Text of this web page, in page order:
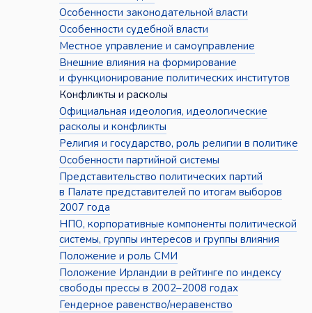
Особенности законодательной власти
Особенности судебной власти
Местное управление и самоуправление
Внешние влияния на формирование
и функционирование политических институтов
Конфликты и расколы
Официальная идеология, идеологические
расколы и конфликты
Религия и государство, роль религии в политике
Особенности партийной системы
Представительство политических партий
в Палате представителей по итогам выборов
2007 года
НПО, корпоративные компоненты политической
системы, группы интересов и группы влияния
Положение и роль СМИ
Положение Ирландии в рейтинге по индексу
свободы прессы в 2002–2008 годах
Гендерное равенство/неравенство